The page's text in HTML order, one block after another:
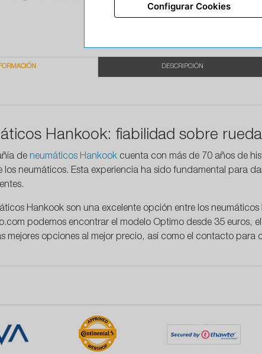
DESCRIPCIÓN
Hankook: fiabilidad sobre
de neumáticos Hankook cuenta con más de 70 años de
los neumáticos. Esta experiencia ha sido fundamental para
Hankook son una excelente opción entre los
podemos encontrar el modelo Optimo desde 35 euros,
mejores opciones al mejor precio, así como el contacto para
Configurar Cookies